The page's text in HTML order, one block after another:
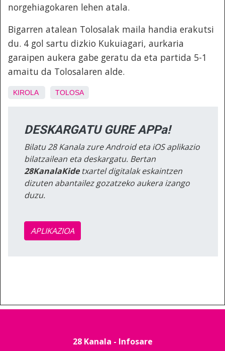
norgehiagokaren lehen atala.
Bigarren atalean Tolosalak maila handia erakutsi
du. 4 gol sartu dizkio Kukuiagari, aurkaria
garaipen aukera gabe geratu da eta partida 5-1
amaitu da Tolosalaren alde.
KIROLA TOLOSA
DESKARGATU GURE APPa!
Bilatu 28 Kanala zure Android eta iOS aplikazio
bilatzailean eta deskargatu. Bertan
28KanalaKidetxartel digitalak eskaintzen
dizuten abantailez gozatzeko aukera izango
duzu.
APLIKAZIOA
28 Kanala - Infosare